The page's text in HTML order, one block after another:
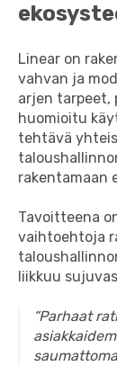
Linear on
vahvan ja
arjen tarpeet,
huomioitu
tehtävä
rakentamaan
Tavoitteena
vaihtoehtoja
liikkuu
“Parhaat